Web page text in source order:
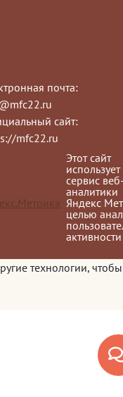
почта:
сайт:
mfc22.ru
Этот сайт
использует
сервис
аналитики
Яндекс
целью
активности
технологии, чтобы